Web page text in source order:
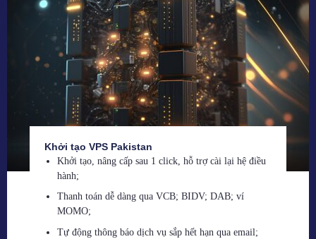
Khởi tạo VPS Pakistan
Khởi tạo, nâng cấp sau 1 click, hỗ trợ cài lại hệ điều
hành;
Thanh toán dễ dàng qua VCB; BIDV; DAB; ví
MOMO;
Tự động thông báo dịch vụ sắp hết hạn qua email;